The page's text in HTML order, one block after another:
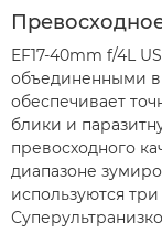
EF17-40mm f/4L
объединенными в
обеспечивает
блики и
превосходного
диапазоне
используются